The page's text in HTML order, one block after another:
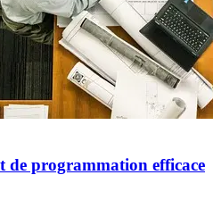
de programmation efficace